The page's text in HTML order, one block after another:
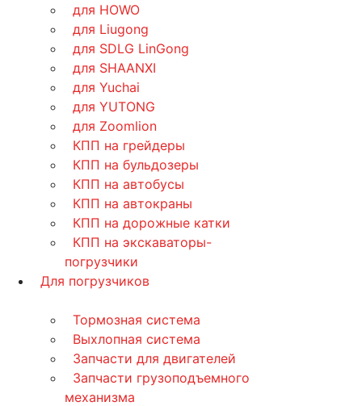
для HOWO
для Liugong
для SDLG LinGong
для SHAANXI
для Yuchai
для YUTONG
для Zoomlion
КПП на грейдеры
КПП на бульдозеры
КПП на автобусы
КПП на автокраны
КПП на дорожные катки
КПП на экскаваторы-
погрузчики
Для погрузчиков
Тормозная система
Выхлопная система
Запчасти для двигателей
Запчасти грузоподъемного
механизма